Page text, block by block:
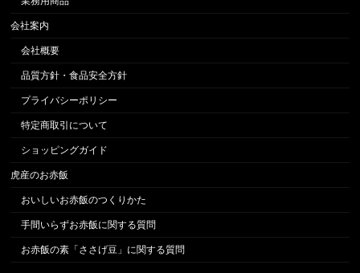
会社案内
会社概要
品質方針・食品安全方針
プライバシーポリシー
特定商取引について
ショッピングガイド
虎産のお赤飯
おいしいお赤飯のつくりかた
手間いらずお赤飯に関する質問
お赤飯の素「ささげ豆」に関する質問